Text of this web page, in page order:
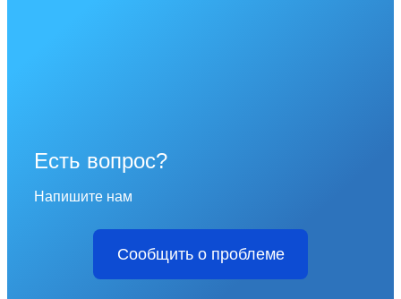
Есть вопрос?
Напишите нам
Сообщить о проблеме